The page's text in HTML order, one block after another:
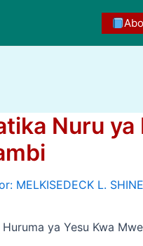
Nuru ya
ya Yesu Kwa